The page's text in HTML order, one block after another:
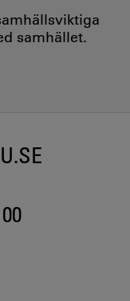
samhället.